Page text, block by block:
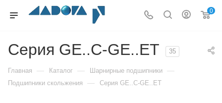
0
Серия GE..C-GE..ET 35
Главная — Каталог — Шарнирные подшипники —
Подшипники скольжения — Серия GE..C-GE..ET